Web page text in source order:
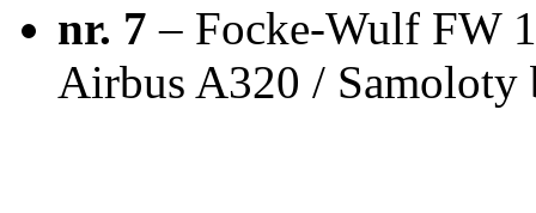
nr. 7 – Focke-Wulf FW
Airbus A320 / Samoloty